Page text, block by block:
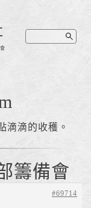
滴滴的收穫。
籌備會
#69714